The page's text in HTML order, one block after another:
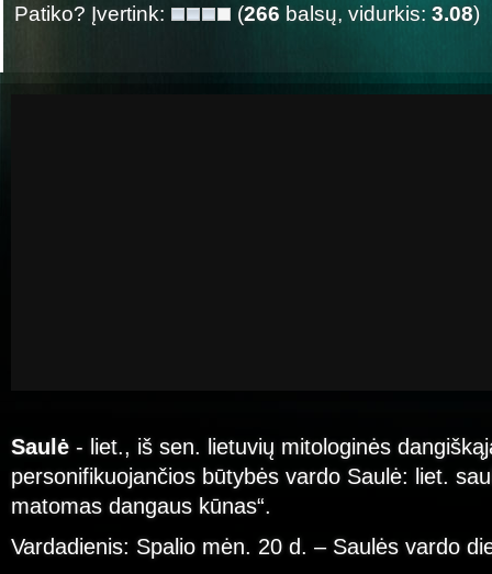
Patiko? Įvertink:
(266 balsų, vidurkis: 3.08)
Saulė - liet., iš sen. lietuvių mitologinės
personifikuojančios būtybės vardo Saulė: liet.
matomas dangaus kūnas“.
Vardadienis: Spalio mėn. 20 d. – Saulės vardo